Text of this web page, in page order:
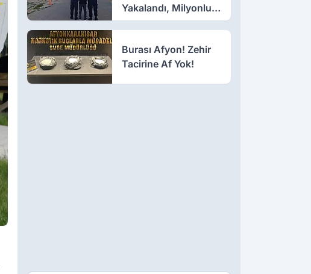
Yakalandı, Milyonluk
Ceza Kesildi
Burası Afyon! Zehir
Tacirine Af Yok!